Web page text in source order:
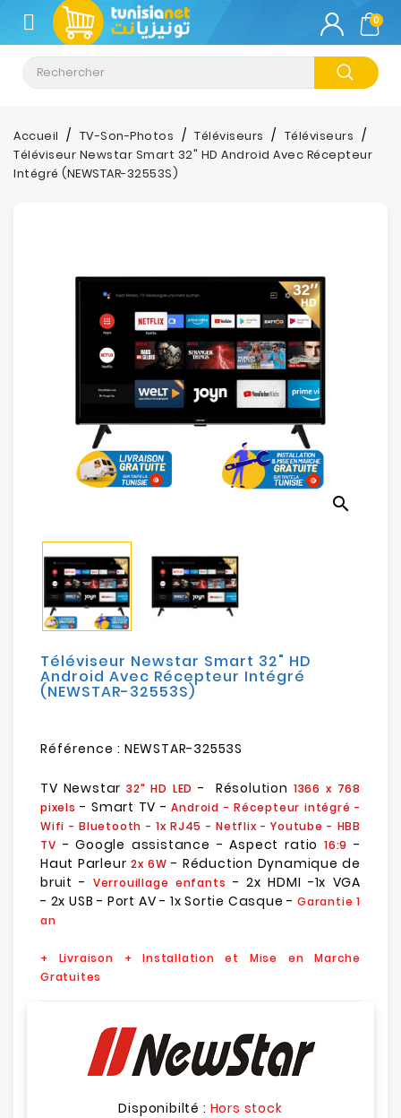
CATÉGORIE
Climatisation
Informatique
Téléphonie
Electroménager
Bureautique
Sécurité
Mobilités
Loisirs
0
Accueil TV-Son-Photos Téléviseurs
Téléviseurs
Téléviseur Newstar Smart 32" HD Android Avec Récepteur
Intégré (NEWSTAR-32553S)
search
Téléviseur Newstar Smart 32" HD
Android Avec Récepteur Intégré
(NEWSTAR-32553S)
Référence : NEWSTAR-32553S
TV Newstar32" HD LED - Résolution 1366 x 768
pixels - Smart TV -Android - Récepteur intégré -
Wifi - Bluetooth - 1x RJ45 - Netflix - Youtube - HBB
TV - Google assistance - Aspect ratio16:9 -
Haut Parleur 2x 6W - Réduction Dynamique de
bruit - Verrouillage enfants - 2x HDMI -1x VGA
- 2x USB - Port AV - 1x Sortie Casque -Garantie 1
an
+ Livraison + Installation et Mise en Marche
Gratuites
Disponibilté : Hors stock